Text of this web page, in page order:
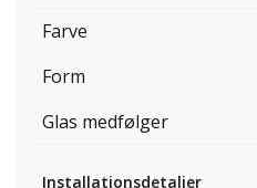
Farve
Form
Glas medfølger
Installationsdetaljer